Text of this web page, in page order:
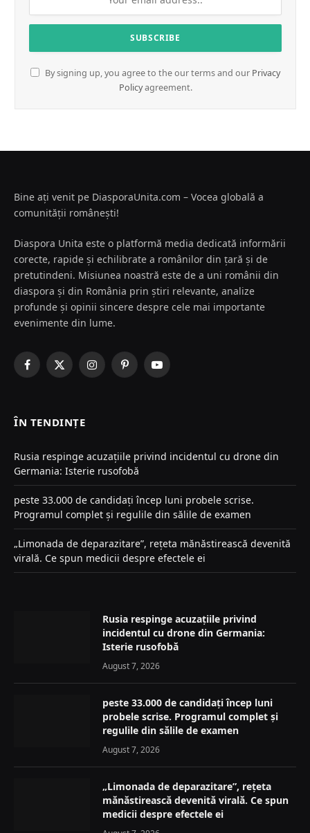
By signing up, you agree to the our terms and our Privacy
Policyagreement.
Bine ați venit pe DiasporaUnita.com – Vocea globală a
comunității românești!
Diaspora Unita este o platformă media dedicată informării
corecte, rapide și echilibrate a românilor din țară și de
pretutindeni. Misiunea noastră este de a uni românii din
diaspora și din România prin știri relevante, analize
profunde și opinii sincere despre cele mai importante
evenimente din lume.
Facebook
X
InstagramPinterestYouTube
ÎN TENDINȚE
Rusia respinge acuzațiile privind incidentul cu drone din
Germania: Isterie rusofobă
peste 33.000 de candidați încep luni probele scrise.
Programul complet și regulile din sălile de examen
„Limonada de deparazitare”, rețeta mănăstirească devenită
virală. Ce spun medicii despre efectele ei
Rusia respinge acuzațiile privind
incidentul cu drone din Germania:
Isterie rusofobă
August 7, 2026
peste 33.000 de candidați încep luni
probele scrise. Programul complet și
regulile din sălile de examen
August 7, 2026
„Limonada de deparazitare”, rețeta
mănăstirească devenită virală. Ce spun
medicii despre efectele ei